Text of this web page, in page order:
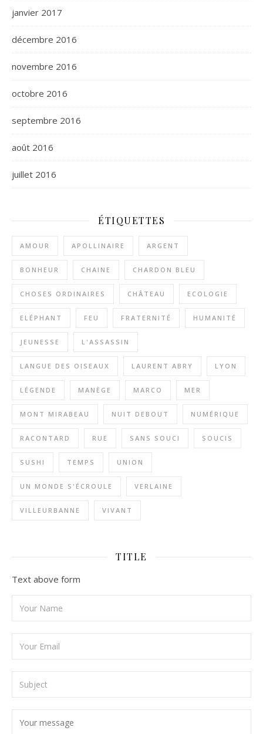
janvier 2017
décembre 2016
novembre 2016
octobre 2016
septembre 2016
août 2016
juillet 2016
ÉTIQUETTES
AMOUR APOLLINAIRE ARGENT
BONHEUR CHAINE CHARDON BLEU
CHOSES ORDINAIRES CHÂTEAU ECOLOGIE
ELÉPHANT FEU FRATERNITÉ HUMANITÉ
JEUNESSE L'ASSASSIN
LANGUE DES OISEAUX LAURENT ABRY LYON
LÉGENDE MANÈGE MARCO MER
MONT MIRABEAU NUIT DEBOUT NUMÉRIQUE
RACONTARD RUE SANS SOUCI SOUCIS
SUSHI TEMPS UNION
UN MONDE S'ÉCROULE VERLAINE
VILLEURBANNE VIVANT
TITLE
Text above form